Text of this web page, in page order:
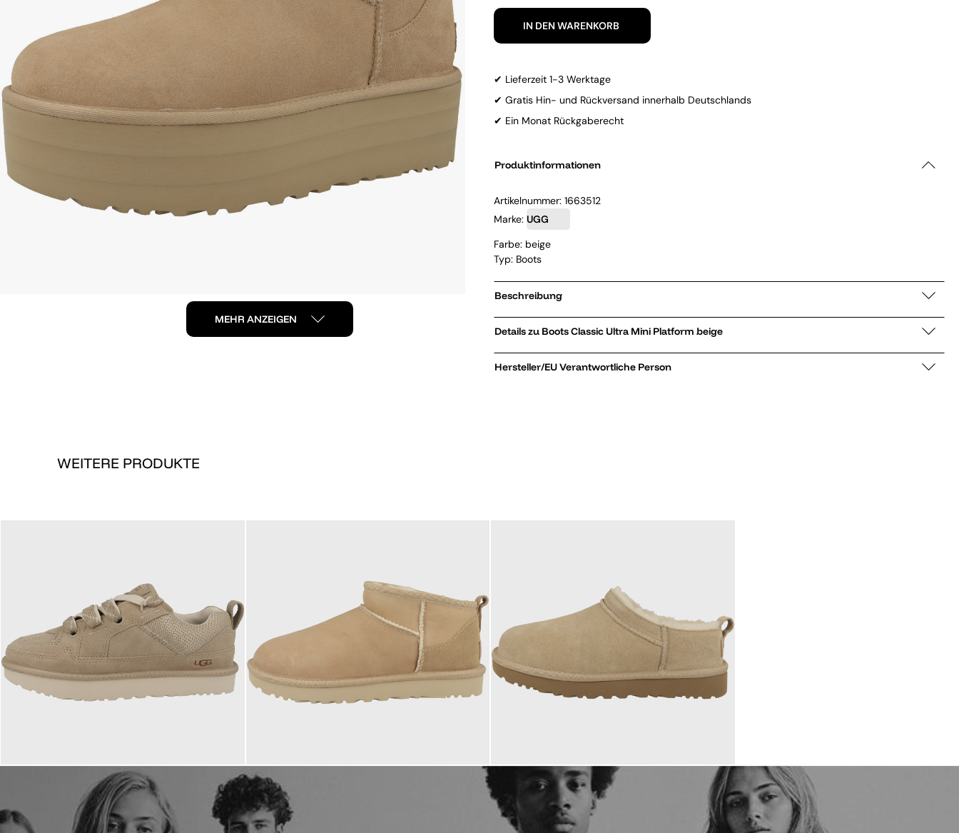
MEHR ANZEIGEN
IN DEN WARENKORB
✔ Lieferzeit 1-3 Werktage
✔ Gratis Hin- und Rückversand innerhalb Deutschlands
✔ Ein Monat Rückgaberecht
Produktinformationen
Artikelnummer: 1663512
Marke: UGG
Farbe: beige
Typ: Boots
Beschreibung
Details zu Boots Classic Ultra Mini Platform beige
Hersteller/EU Verantwortliche Person
WEITERE PRODUKTE